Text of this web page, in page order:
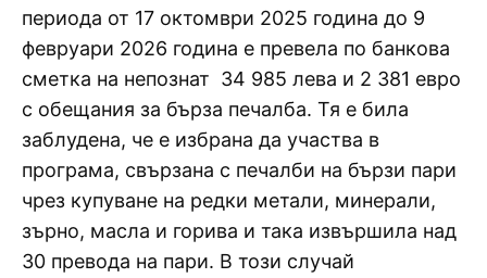
периода от 17 октомври 2025 година до 9
февруари 2026 година е превела по банкова
сметка на непознат 34 985 лева и 2 381 евро
с обещания за бърза печалба. Тя е била
заблудена, че е избрана да участва в
програма, свързана с печалби на бързи пари
чрез купуване на редки метали, минерали,
зърно, масла и горива и така извършила над
30 превода на пари. В този случай